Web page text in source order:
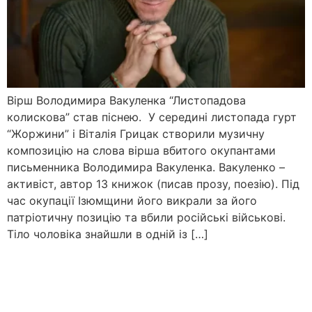
Вірш Володимира Вакуленка “Листопадова
колискова” став піснею. У середині листопада гурт
“Жоржини” і Віталія Грицак створили музичну
композицію на слова вірша вбитого окупантами
письменника Володимира Вакуленка. Вакуленко –
активіст, автор 13 книжок (писав прозу, поезію). Під
час окупації Ізюмщини його викрали за його
патріотичну позицію та вбили російські військові.
Тіло чоловіка знайшли в одній із […]